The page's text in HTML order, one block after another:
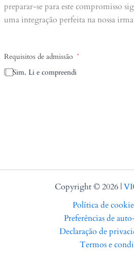
preparar-se para este compromisso
uma integração perfeita na nossa
Requisitos de admissão
Sim. Li e compreendi
Copyright © 2026 |
Política de
Preferências de
Declaração de
Termos e